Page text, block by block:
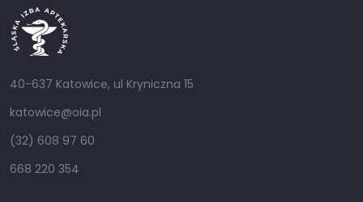
40-637 Katowice, ul Kryniczna 15
katowice@oia.pl
(32) 608 97 60
668 220 354